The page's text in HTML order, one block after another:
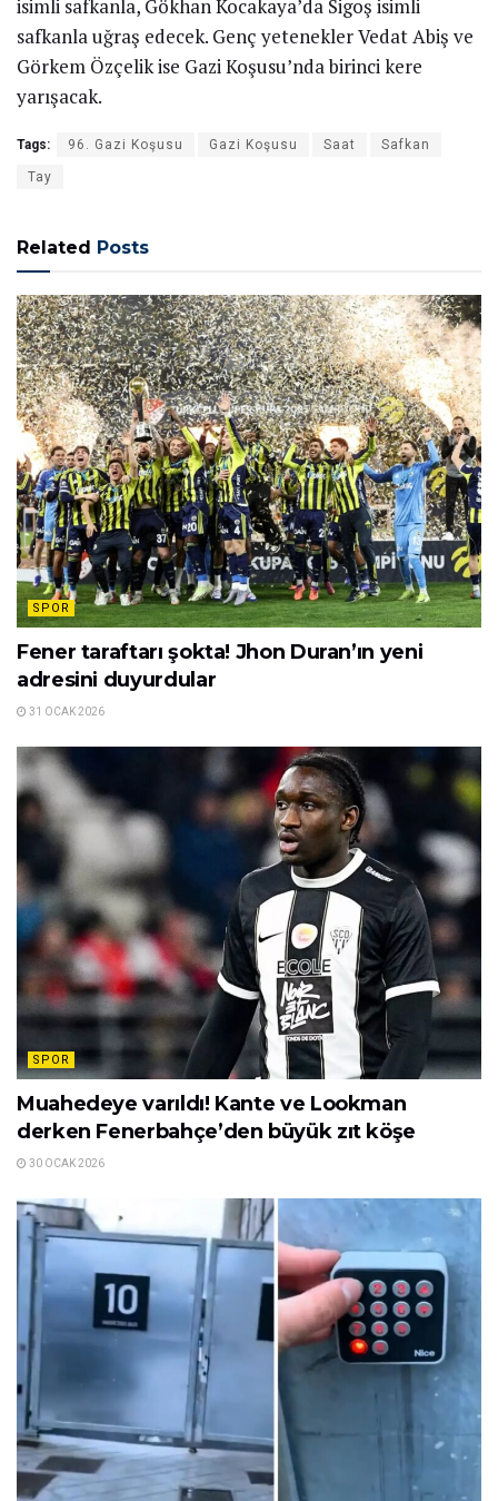
isimli safkanla, Gökhan Kocakaya’da Sigoş isimli
safkanla uğraş edecek. Genç yetenekler Vedat Abiş ve
Görkem Özçelik ise Gazi Koşusu’nda birinci kere
yarışacak.
Tags: 96. Gazi Koşusu Gazi Koşusu Saat Safkan
Tay
Related Posts
SPOR
Fener taraftarı şokta! Jhon Duran’ın yeni
adresini duyurdular
31 OCAK 2026
SPOR
Muahedeye varıldı! Kante ve Lookman
derken Fenerbahçe’den büyük zıt köşe
30 OCAK 2026